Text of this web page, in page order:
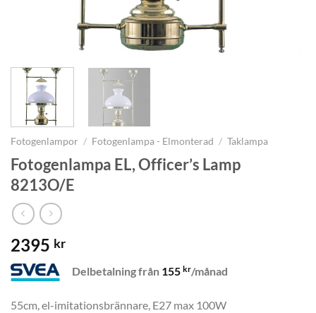
Fotogenlampor / Fotogenlampa - Elmonterad / Taklampa
Fotogenlampa EL, Officer’s Lamp
8213O/E
2395 kr
Delbetalning från 155 kr/månad
55cm, el-imitationsbrännare, E27 max 100W